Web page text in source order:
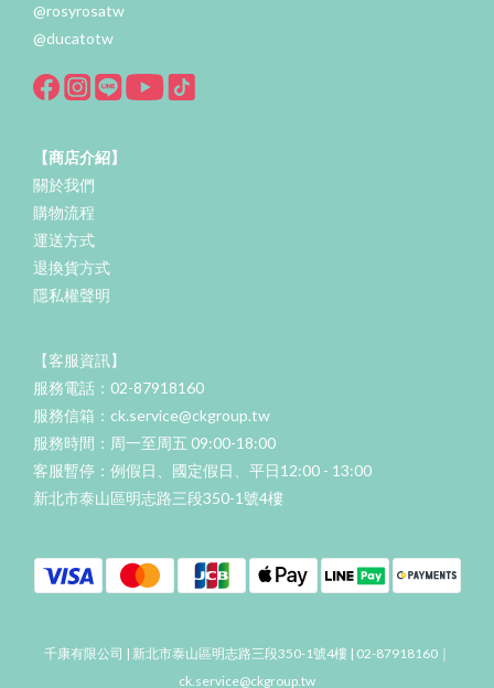
@rosyrosatw
@ducatotw
【商店介紹】
關於我們
購物流程
運送方式
退換貨方式
隱私權聲明
【客服資訊】
服務電話：02-87918160
服務信箱：ck.service@ckgroup.tw
服務時間：周一至周五 09:00-18:00
客服暫停：例假日、國定假日、平日12:00 - 13:00
新北市泰山區明志路三段350-1號4樓
千康有限公司 | 新北市泰山區明志路三段350-1號4樓 | 02-87918160｜
ck.service@ckgroup.tw